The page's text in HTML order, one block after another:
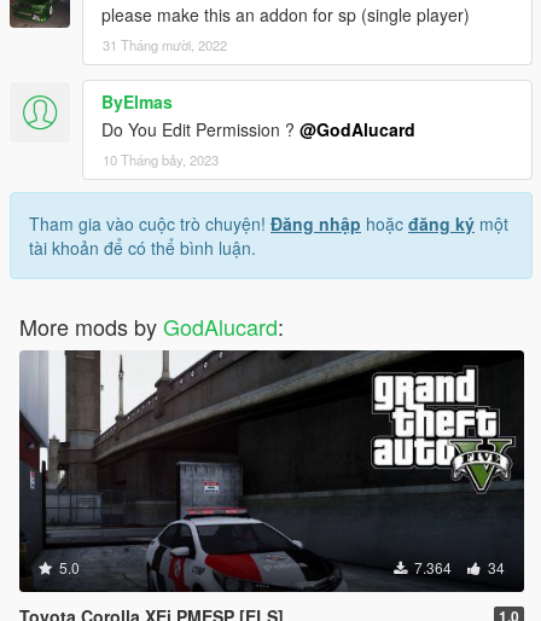
please make this an addon for sp (single player)
31 Tháng mười, 2022
ByElmas
Do You Edit Permission ? @GodAlucard
10 Tháng bảy, 2023
Tham gia vào cuộc trò chuyện! Đăng nhập hoặc đăng ký một
tài khoản để có thể bình luận.
More mods byGodAlucard:
5.0 7.364 34
Toyota Corolla XEi PMESP [ELS] 1.0